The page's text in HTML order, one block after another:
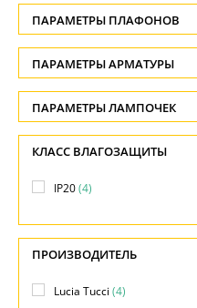
Высота, см
-
Ширина, см
-
Диаметр, см
-
Длина, см
ПАРАМЕТРЫ ПЛАФОНОВ
ФОРМА ПЛАФОНА
Без плафона(3)
МАТЕРИАЛ
Без плафона
ПАРАМЕТРЫ АРМАТУРЫ
ЦВЕТ АРМАТУРЫ
Венге(1)
МАТЕРИАЛ
Дерево(1)
ПАРАМЕТРЫ ЛАМПОЧЕК
Количество ламп
-
Общая мощность ламп
-
Напряжение
КЛАСС ВЛАГОЗАЩИТЫ
IP20(4)
ПРОИЗВОДИТЕЛЬ
Lucia Tucci (4)